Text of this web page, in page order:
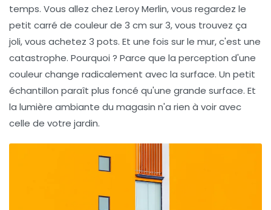
temps. Vous allez chez Leroy Merlin, vous regardez le
petit carré de couleur de 3 cm sur 3, vous trouvez ça
joli, vous achetez 3 pots. Et une fois sur le mur, c'est une
catastrophe. Pourquoi ? Parce que la perception d'une
couleur change radicalement avec la surface. Un petit
échantillon paraît plus foncé qu'une grande surface. Et
la lumière ambiante du magasin n'a rien à voir avec
celle de votre jardin.